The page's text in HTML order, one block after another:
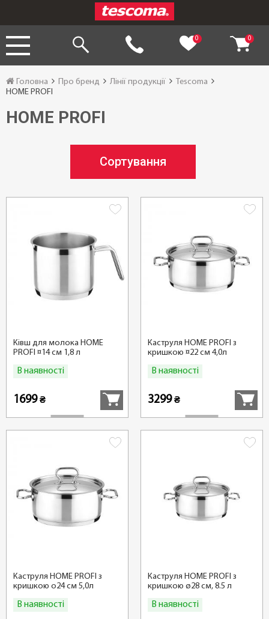
0 0
Головна Про бренд Лінії продукції
Tescoma
HOME PROFI
HOME PROFI
Сортування
Ківш для молока HOME
PROFI ¤14 см 1,8 л
В наявності
1699₴
Каструля HOME PROFI з
кришкою ¤22 см 4,0л
В наявності
3299₴
Каструля HOME PROFI з
кришкою o24 см 5,0л
В наявності
Каструля HOME PROFI з
кришкою ø28 см, 8.5 л
В наявності